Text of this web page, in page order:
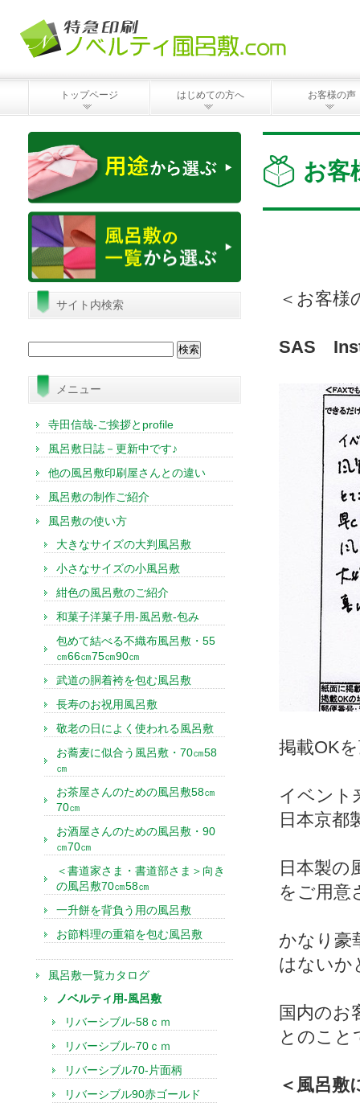
トップページ はじめての方へ お客様の声
お客
＜お客様
SAS
掲載OK
イベント
日本京都
日本製の
をご用意
かなり豪
はないか
国内のお
とのこと
＜風呂敷
サイト内検索
メニュー
寺田信哉-ご挨拶とprofile
風呂敷日誌－更新中です♪
他の風呂敷印刷屋さんとの違い
風呂敷の制作ご紹介
風呂敷の使い方
大きなサイズの大判風呂敷
小さなサイズの小風呂敷
紺色の風呂敷のご紹介
和菓子洋菓子用-風呂敷-包み
包めて結べる不織布風呂敷・55
㎝66㎝75㎝90㎝
武道の胴着袴を包む風呂敷
長寿のお祝用風呂敷
敬老の日によく使われる風呂敷
お蕎麦に似合う風呂敷・70㎝58
㎝
お茶屋さんのための風呂敷58㎝
70㎝
お酒屋さんのための風呂敷・90
㎝70㎝
＜書道家さま・書道部さま＞向き
の風呂敷70㎝58㎝
一升餅を背負う用の風呂敷
お節料理の重箱を包む風呂敷
風呂敷一覧カタログ
ノベルティ用-風呂敷
リバーシブル-58ｃｍ
リバーシブル-70ｃｍ
リバーシブル70-片面柄
リバーシブル90赤ゴールド